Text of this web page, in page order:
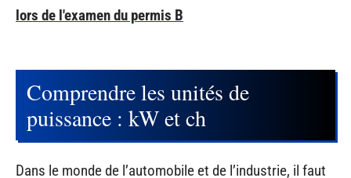
lors de l'examen du permis B
Comprendre les unités de
puissance : kW et ch
Dans le monde de l’automobile et de l’industrie, il faut